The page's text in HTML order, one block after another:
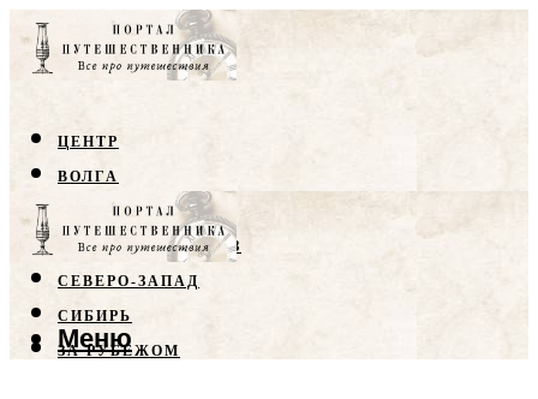
ЦЕНТР
ВОЛГА
КРЫМ
СЕВЕРНЫЙ КАВКАЗ
СЕВЕРО-ЗАПАД
СИБИРЬ
ЗА РУБЕЖОМ
Меню